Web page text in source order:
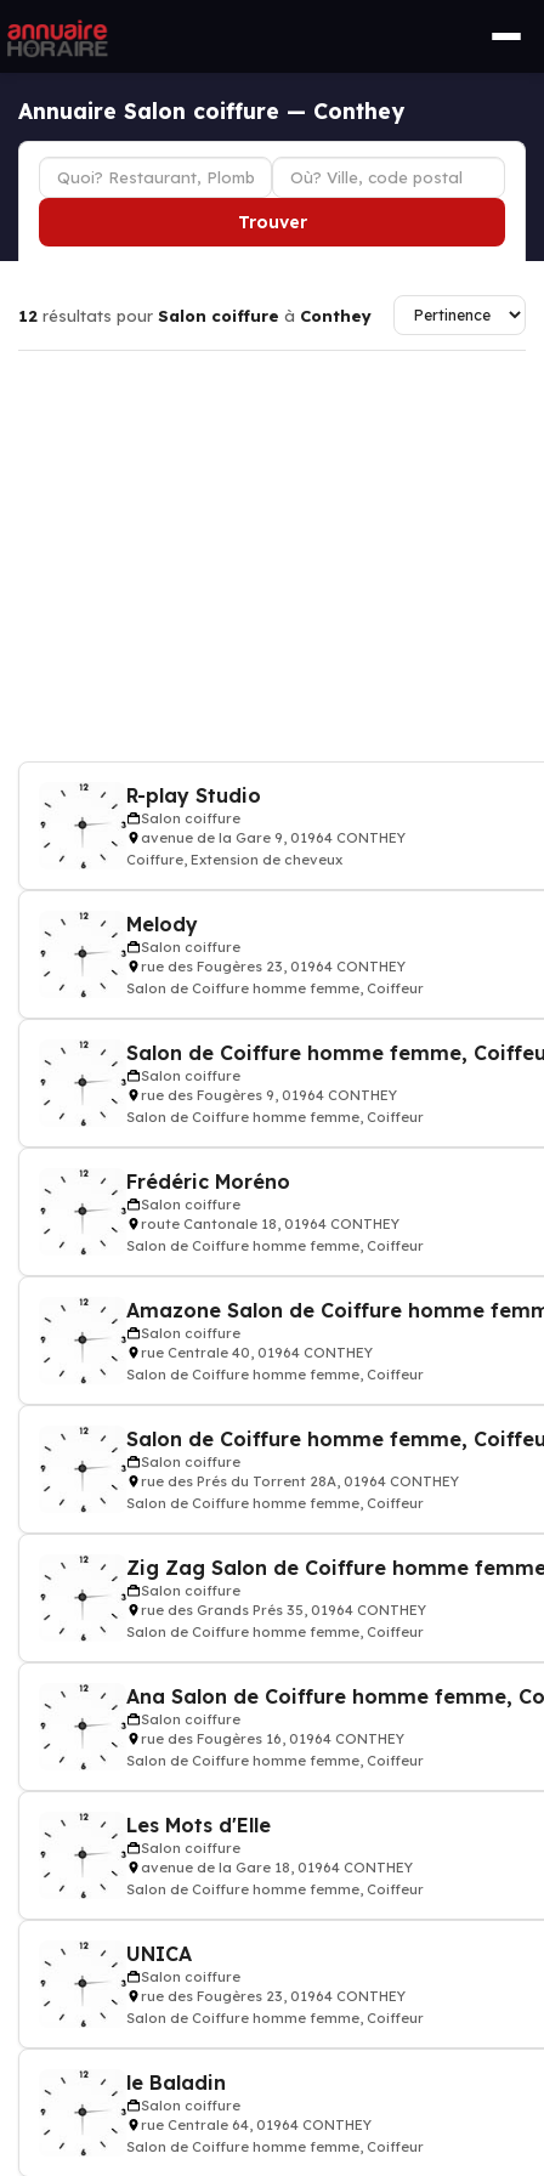
Annuaire Salon coiffure — Conthey
Trouver
12 résultats pour Salon coiffure à Conthey
R-play Studio
Salon coiffure
avenue de la Gare 9, 01964 CONTHEY
Coiffure, Extension de cheveux
Melody
Salon coiffure
rue des Fougères 23, 01964 CONTHEY
Salon de Coiffure homme femme, Coiffeur
Salon coiffure
rue des Fougères 9, 01964 CONTHEY
Salon de Coiffure homme femme, Coiffeur
Frédéric Moréno
Salon coiffure
route Cantonale 18, 01964 CONTHEY
Salon de Coiffure homme femme, Coiffeur
Salon coiffure
rue Centrale 40, 01964 CONTHEY
Salon de Coiffure homme femme, Coiffeur
Salon coiffure
rue des Prés du Torrent 28A, 01964 CONTHEY
Salon de Coiffure homme femme, Coiffeur
Salon coiffure
rue des Grands Prés 35, 01964 CONTHEY
Salon de Coiffure homme femme, Coiffeur
Salon coiffure
rue des Fougères 16, 01964 CONTHEY
Salon de Coiffure homme femme, Coiffeur
Les Mots d'Elle
Salon coiffure
avenue de la Gare 18, 01964 CONTHEY
Salon de Coiffure homme femme, Coiffeur
UNICA
Salon coiffure
rue des Fougères 23, 01964 CONTHEY
Salon de Coiffure homme femme, Coiffeur
le Baladin
Salon coiffure
rue Centrale 64, 01964 CONTHEY
Salon de Coiffure homme femme, Coiffeur